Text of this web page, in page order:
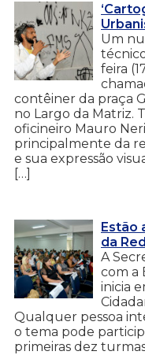
Um
feira
contêiner da praça
no Largo da Matriz.
oficineiro Mauro
principalmente da
e sua expressão
[…]
Estão
da
A
com a
inicia
Qualquer pessoa
o tema pode
primeiras dez